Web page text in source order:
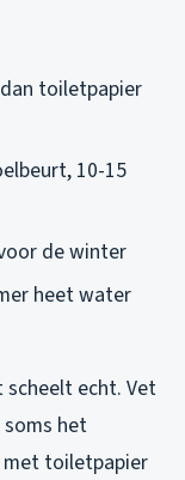
toiletpapier
10-15
de winter
heet water
echt. Vet
het
met toiletpapier